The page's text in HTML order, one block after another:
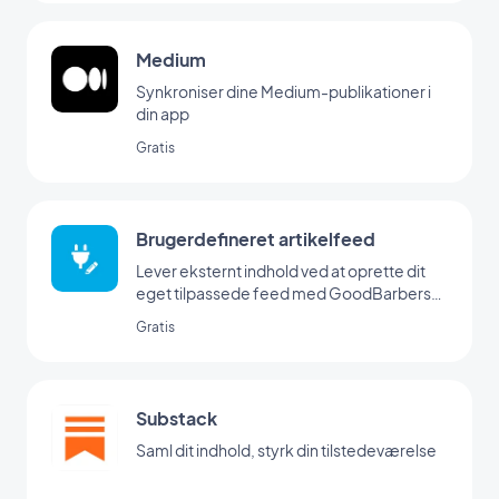
Medium
Synkroniser dine Medium-publikationer i
din app
Gratis
Brugerdefineret artikelfeed
Lever eksternt indhold ved at oprette dit
eget tilpassede feed med GoodBarbers
Gratis
Substack
Saml dit indhold, styrk din tilstedeværelse